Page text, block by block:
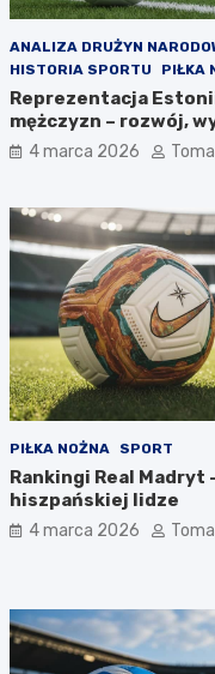
ANALIZA DRUŻYN
HISTORIA SPORTU
PIŁKA
Reprezentacja
mężczyzn – rozwój,
perspektywy
4 marca 2026
PIŁKA NOŻNA SPORT
Rankingi Real Madryt
hiszpańskiej lidze
4 marca 2026